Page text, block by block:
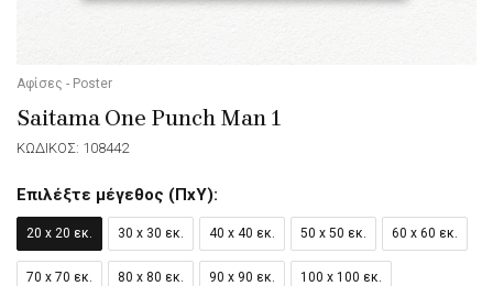
Αφίσες - Poster
Saitama One Punch Man 1
ΚΩΔΙΚΟΣ: 108442
Επιλέξτε μέγεθος (ΠxΥ):
20 x 20 εκ. 30 x 30 εκ. 40 x 40 εκ. 50 x 50 εκ. 60 x 60 εκ.
70 x 70 εκ. 80 x 80 εκ. 90 x 90 εκ. 100 x 100 εκ.